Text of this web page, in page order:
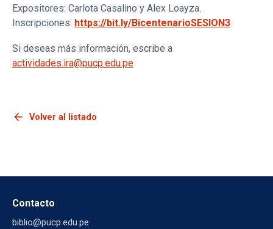
Expositores: Carlota Casalino y Alex Loayza.
Inscripciones: https://bit.ly/BicentenarioSESION3
Si deseas más información, escribe a
actividades.ira@pucp.edu.pe
arrow_back Volver al listado
Contacto
biblio@pucp.edu.pe